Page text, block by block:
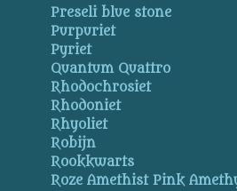
Preseli blue stone
Purpuriet
Pyriet
Quantum Quattro
Rhodochrosiet
Rhodoniet
Rhyoliet
Robijn
Rookkwarts
Roze Amethist Pink